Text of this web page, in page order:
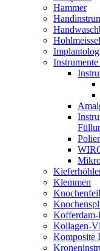
Hammer
Klemmen
Kofferdam-
Kollagen-
Komposite